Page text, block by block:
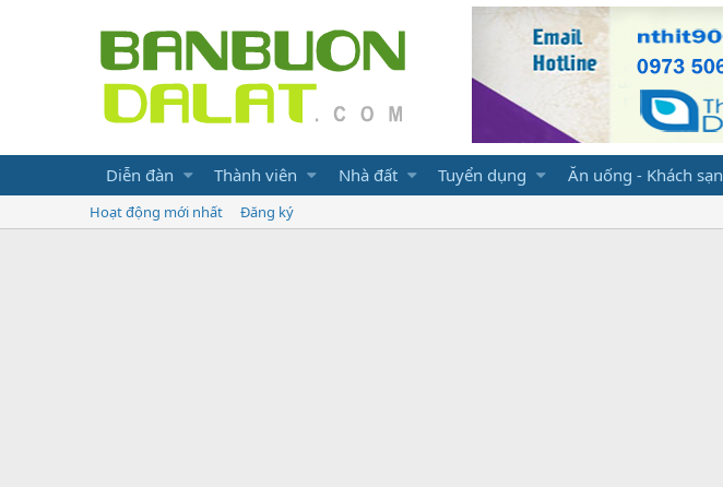
Diễn đàn Thành viên Nhà đất Tuyển dụng Ăn uống - Khách sạn
Hoạt động mới nhất Đăng ký